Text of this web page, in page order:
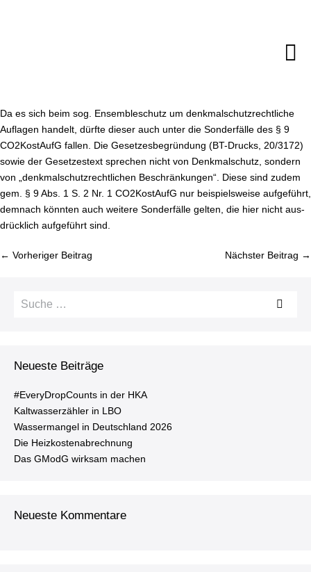
Da es sich beim sog. En­sem­ble­schutz um denk­mal­schutz­recht­li­che
Auflagen handelt, dürfte dieser auch unter die Son­der­fäl­le des § 9
CO2­Kost­AufG fallen. Die Ge­set­zes­be­grün­dung (BT-Drucks, 20/3172)
sowie der Ge­set­zes­text sprechen nicht von Denk­mal­schutz, sondern
von „denk­mal­schutz­recht­li­chen Be­schrän­kun­gen“. Diese sind zudem
gem. § 9 Abs. 1 S. 2 Nr. 1 CO2­Kost­AufG nur bei­spiels­wei­se aufgeführt,
demnach könnten auch weitere Son­der­fäl­le gelten, die hier nicht aus­
drück­lich aufgeführt sind.
Bei­
← Vorheriger Beitrag Nächster Beitrag →
Suche
Neueste Beiträge
#Ever­y­Drop­Counts in der HKA
Kalt­was­ser­zäh­ler in LBO
Was­ser­man­gel in Deutsch­land 2026
Die Heiz­kos­ten­ab­rech­nung
Das GModG wirksam machen
Neueste Kommentare